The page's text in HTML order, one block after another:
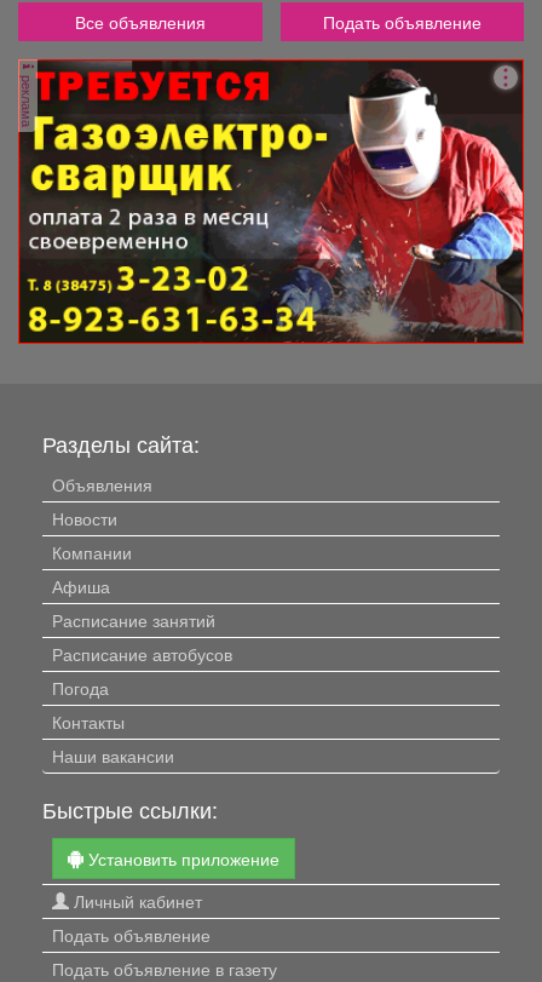
Все объявления Подать объявление
реклама
Разделы сайта:
Объявления
Новости
Компании
Афиша
Расписание занятий
Расписание автобусов
Погода
Контакты
Наши вакансии
Быстрые ссылки:
Установить приложение
Личный кабинет
Подать объявление
Подать объявление в газету